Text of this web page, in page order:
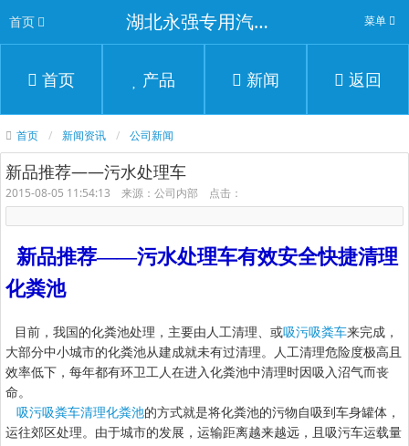
首页 湖北永强专用汽车有限公司 菜单
首页 产品 新闻 返回
首页 新闻资讯 公司新闻
新品推荐——污水处理车
2015-08-05 11:54:13 来源：公司内部 点击：
新品推荐——污水处理车有效安全快捷清理
化粪池
目前，我国的化粪池处理，主要由人工清理、或吸污吸粪车来完成，
大部分中小城市的化粪池从建成就未有过清理。人工清理危险度极高且
效率低下，每年都有环卫工人在进入化粪池中清理时因吸入沼气而丧
命。
吸污吸粪车清理化粪池的方式就是将化粪池的污物自吸到车身罐体，
运往郊区处理。由于城市的发展，运输距离越来越远，且吸污车运载量